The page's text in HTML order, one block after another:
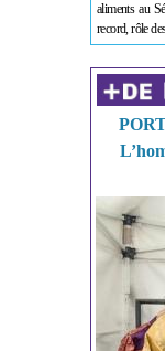
aliments au
record, rôle